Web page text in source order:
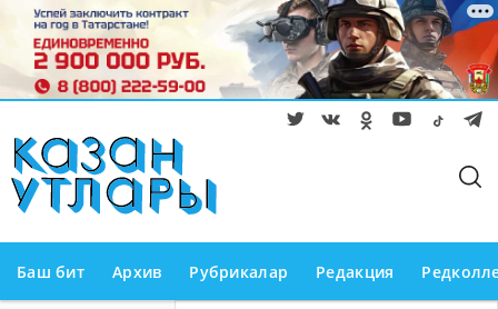
Баш бит Архив Рубрикалар Редакция